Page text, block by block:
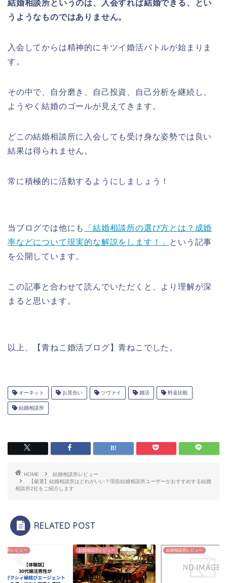
結婚相談所というのは、入会すれば結婚できる、とい
うようなものではありません。
入会してからは精神的にキツイ婚活バトルが始まりま
す。
その中で、自分磨き、自己投資、自己分析を継続し、
ようやく結婚のゴールが見えてきます。
どこの結婚相談所に入会しても受け身な姿勢では良い
結果は得られません。
常に積極的に活動するようにしましょう！
当ブログでは他にも
「結婚相談所の選び方とは？成婚
率などについて現実的な解説をします！」
という記事
を公開しています。
この記事と合わせて読んでいただくと、より理解が深
まると思います。
以上、【青ねこ婚活ブログ】青ねこでした。
オーネット お見合い ツヴァイ 婚活 料金比較
結婚相談所
HOME
結婚相談所レビュー
【厳選】結婚相談所はどれがいい？現役結婚相談所ユーザーがおすすめする結婚
相談所2社をご紹介します
RELATED POST
談所レビュー 結婚相談所レビュー 結婚相談所レビュー